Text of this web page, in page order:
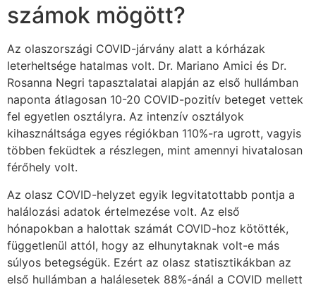
számok mögött?
Az olaszországi COVID-járvány alatt a kórházak
leterheltsége hatalmas volt. Dr. Mariano Amici és Dr.
Rosanna Negri tapasztalatai alapján az első hullámban
naponta átlagosan 10-20 COVID-pozitív beteget vettek
fel egyetlen osztályra. Az intenzív osztályok
kihasználtsága egyes régiókban 110%-ra ugrott, vagyis
többen feküdtek a részlegen, mint amennyi hivatalosan
férőhely volt.
Az olasz COVID-helyzet egyik legvitatottabb pontja a
halálozási adatok értelmezése volt. Az első
hónapokban a halottak számát COVID-hoz kötötték,
függetlenül attól, hogy az elhunytaknak volt-e más
súlyos betegségük. Ezért az olasz statisztikákban az
első hullámban a halálesetek 88%-ánál a COVID mellett